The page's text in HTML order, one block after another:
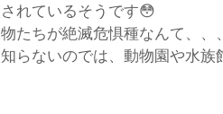
れているそうです😳
たちが絶滅危惧種なんて、、
らないのでは、動物園や水